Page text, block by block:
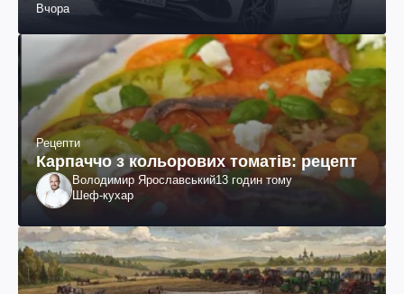
Вчора
Рецепти
Карпаччо з кольорових томатів: рецепт
Володимир Ярославський13 годин тому
Шеф-кухар